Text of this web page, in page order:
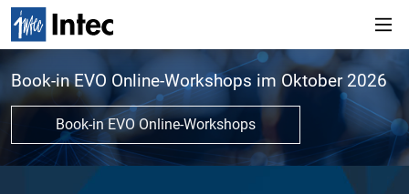
Book-in EVO Online-Workshops im Oktober 2026
Book-in EVO Online-Workshops